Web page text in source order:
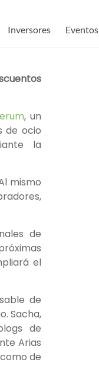
Inversores Eventos
, un
de ocio
la
mismo
de
el
de
Sacha,
de
Arias
de